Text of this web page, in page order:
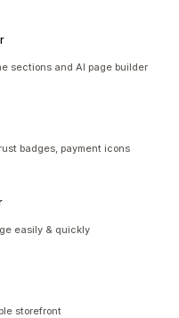
sections and AI page builder
badges, payment icons
easily & quickly
storefront